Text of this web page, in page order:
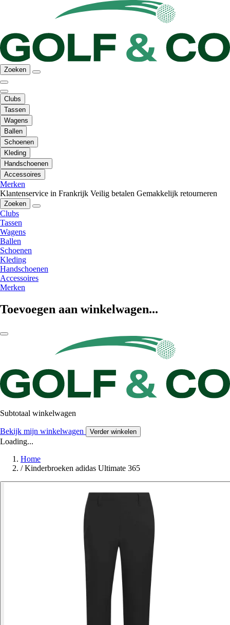
Zoeken
Clubs
Tassen
Wagens
Ballen
Schoenen
Kleding
Handschoenen
Accessoires
Merken
Klantenservice in Frankrijk Veilig betalen Gemakkelijk retourneren
Zoeken
Clubs
Tassen
Wagens
Ballen
Schoenen
Kleding
Handschoenen
Accessoires
Merken
Toevoegen aan winkelwagen...
Subtotaal winkelwagen
Bekijk mijn winkelwagen Verder winkelen
Loading...
Home
/ Kinderbroeken adidas Ultimate 365